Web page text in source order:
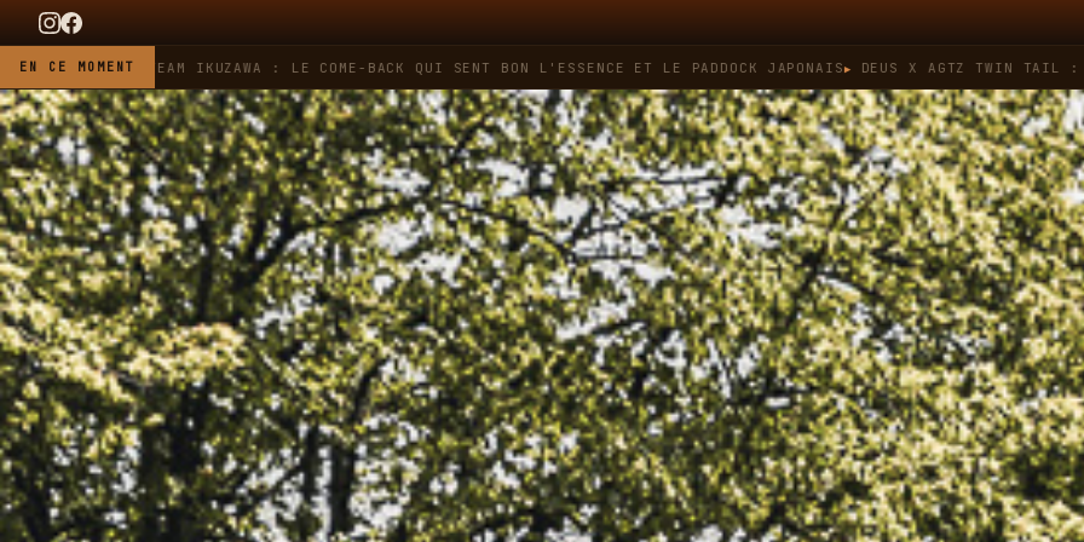
EN CE MOMENT
X TEAM IKUZAWA : LE COME-BACK QUI SENT BON L'ESSENCE ET LE PADDOCK JAPONAIS DEUS X AGTZ TWIN TAIL : QUAND LE